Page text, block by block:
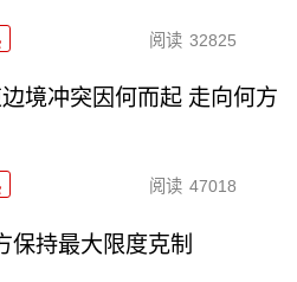
阅读 32825
境冲突因何而起 走向何方
阅读 47018
保持最大限度克制